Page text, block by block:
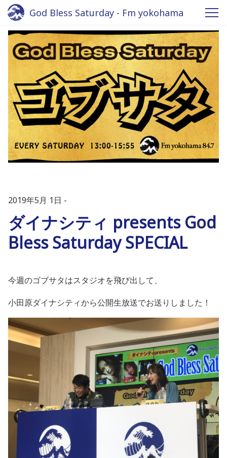
God Bless Saturday - Fm yokohama
2019年5月 1日
ダイナシティ presents God
Bless Saturday SPECIAL
今週のゴブサタはスタジオを飛び出して、
小田原ダイナシティから公開生放送でお送りしました！